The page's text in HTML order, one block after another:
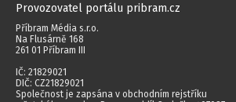
Provozovatel portálu pribram.cz
Příbram Média s.r.o.
Na Flusárně 168
261 01 Příbram III
IČ: 21829021
DIČ: CZ21829021
Společnost je zapsána v obchodním rejstříku